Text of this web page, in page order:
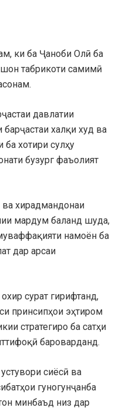
ки ба Ҷаноби Олӣ ба
табрикоти самимӣ
давлатии
халқи худ ва
хотири сулҳу
бузург фаъолият
ва хирадмандонаи
мардум баланд шуда,
намоён ба
дар арсаи
сурат гирифтанд,
принсипҳои эҳтиром
стратегиро ба сатҳи
бароварданд.
сиёсӣ ва
гуногунҷанба
минбаъд низ дар